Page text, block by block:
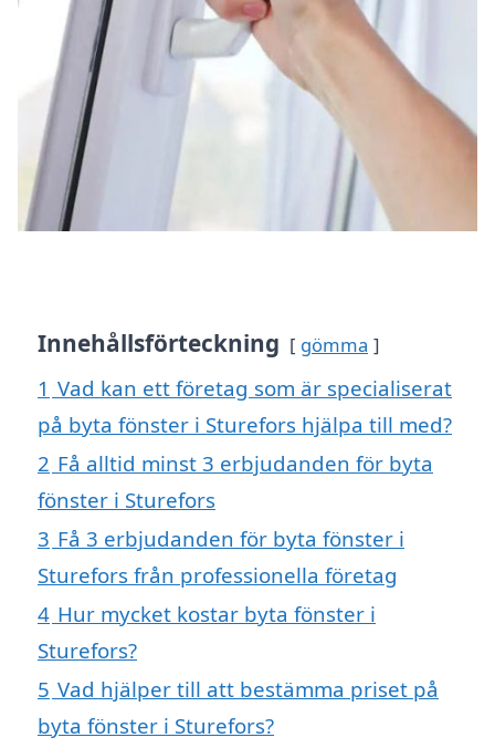
Innehållsförteckning gömma
1 Vad kan ett företag som är specialiserat
på byta fönster i Sturefors hjälpa till med?
2 Få alltid minst 3 erbjudanden för byta
fönster i Sturefors
3 Få 3 erbjudanden för byta fönster i
Sturefors från professionella företag
4 Hur mycket kostar byta fönster i
Sturefors?
5 Vad hjälper till att bestämma priset på
byta fönster i Sturefors?